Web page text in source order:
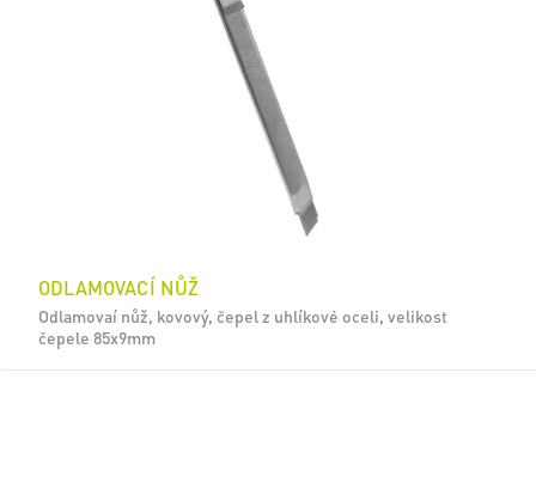
ODLAMOVACÍ NŮŽ
Odlamovaí nůž, kovový, čepel z uhlíkové oceli, velikost
čepele 85x9mm